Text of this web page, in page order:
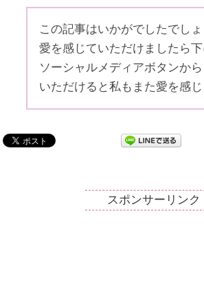
この記事はいかがでしたでしょ
愛を感じていただけましたら
ソーシャルメディアボタンか
いただけると私もまた愛を感じ
スポンサーリンク